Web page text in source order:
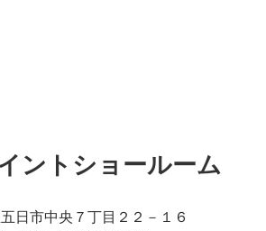
ントショールーム
日市中央７丁目２２－１６